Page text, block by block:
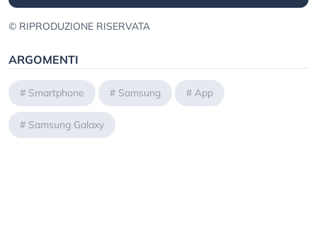
© RIPRODUZIONE RISERVATA
ARGOMENTI
# Smartphone # Samsung # App
# Samsung Galaxy